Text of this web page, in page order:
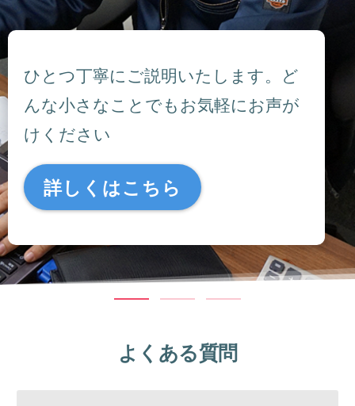
ひとつ丁寧にご説明いたします。ど
んな小さなことでもお気軽にお声が
けください
詳しくはこちら
よくある質問